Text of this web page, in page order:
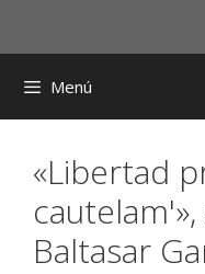
Menú
«Libertad
Baltasar